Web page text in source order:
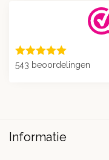
543 beoordelingen
Informatie